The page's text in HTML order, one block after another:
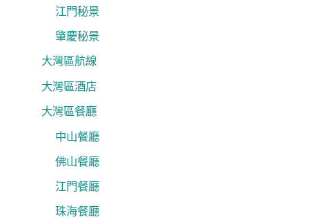
江門秘景
肇慶秘景
大灣區航線
大灣區酒店
大灣區餐廳
中山餐廳
佛山餐廳
江門餐廳
珠海餐廳